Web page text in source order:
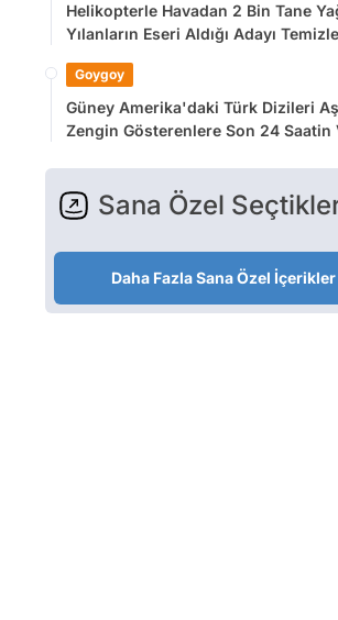
Helikopterle Havadan 2 Bin Tane
Yılanların Eseri Aldığı Adayı
Goygoy
Güney Amerika'daki Türk Dizileri
Zengin Gösterenlere Son 24 Saatin
Sana Özel
Daha Fazla Sana Özel İçerikler